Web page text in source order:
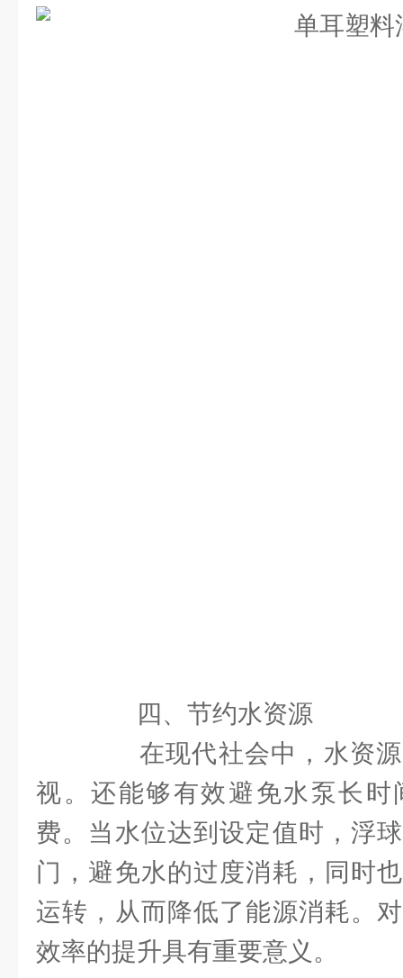
四、节约水资源
在现代社会中，水资源
视。还能够有效避免水泵长时
费。当水位达到设定值时，浮
门，避免水的过度消耗，同时
运转，从而降低了能源消耗。
效率的提升具有重要意义。